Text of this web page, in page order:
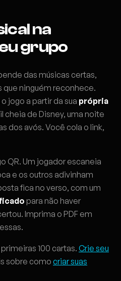
na
grupo
das músicas certas,
que ninguém reconhece.
jogo a partir da sua própria
cheia de Disney, uma noite
dos avós. Você cola o link,
QR. Um jogador escaneia
e os outros adivinham
fica no verso, com um
para não haver
Imprima o PDF em
100 cartas. Crie seu
sobre comocriar suas